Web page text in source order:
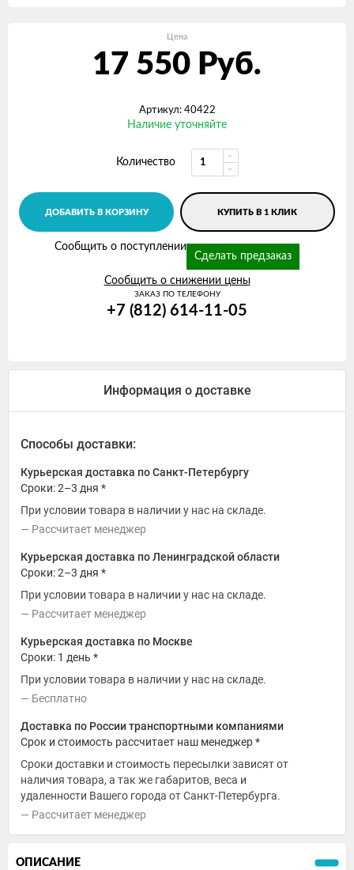
Цена
17 550 Руб.
Артикул: 40422
Наличие уточняйте
Количество
ДОБАВИТЬ В КОРЗИНУ КУПИТЬ В 1 КЛИК
Сообщить о поступлении
Сделать предзаказ
Сообщить о снижении цены
ЗАКАЗ ПО ТЕЛЕФОНУ
+7 (812) 614-11-05
Информация о доставке
Способы доставки:
Курьерская доставка по Санкт-Петербургу
Сроки: 2–3 дня *
При условии товара в наличии у нас на складе.
Рассчитает менеджер
Курьерская доставка по Ленинградской области
Сроки: 2–3 дня *
При условии товара в наличии у нас на складе.
Рассчитает менеджер
Курьерская доставка по Москве
Сроки: 1 день *
При условии товара в наличии у нас на складе.
Бесплатно
Доставка по России транспортными компаниями
Срок и стоимость рассчитает наш менеджер *
Сроки доставки и стоимость пересылки зависят от
наличия товара, а так же габаритов, веса и
удаленности Вашего города от Санкт-Петербурга.
Рассчитает менеджер
ОПИСАНИЕ